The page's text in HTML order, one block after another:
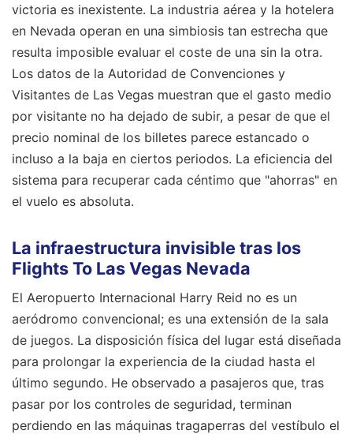
victoria es inexistente. La industria aérea y la hotelera
en Nevada operan en una simbiosis tan estrecha que
resulta imposible evaluar el coste de una sin la otra.
Los datos de la Autoridad de Convenciones y
Visitantes de Las Vegas muestran que el gasto medio
por visitante no ha dejado de subir, a pesar de que el
precio nominal de los billetes parece estancado o
incluso a la baja en ciertos periodos. La eficiencia del
sistema para recuperar cada céntimo que "ahorras" en
el vuelo es absoluta.
La infraestructura invisible tras los
Flights To Las Vegas Nevada
El Aeropuerto Internacional Harry Reid no es un
aeródromo convencional; es una extensión de la sala
de juegos. La disposición física del lugar está diseñada
para prolongar la experiencia de la ciudad hasta el
último segundo. He observado a pasajeros que, tras
pasar por los controles de seguridad, terminan
perdiendo en las máquinas tragaperras del vestíbulo el